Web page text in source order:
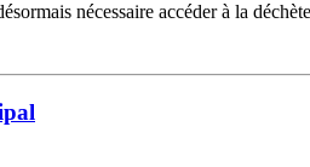
nécessaire accéder à la